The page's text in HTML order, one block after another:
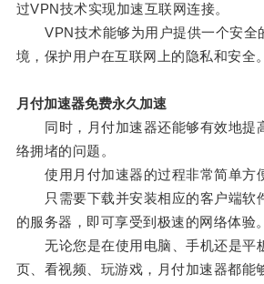
过VPN技术实现加速互联网连接。
VPN技术能够为用户提供一个安全
境，保护用户在互联网上的隐私和安全。
月付加速器免费永久加速
同时，月付加速器还能够有效地提
络拥堵的问题。
使用月付加速器的过程非常简单方
只需要下载并安装相应的客户端软
的服务器，即可享受到极速的网络体验。
无论您是在使用电脑、手机还是平
页、看视频、玩游戏，月付加速器都能